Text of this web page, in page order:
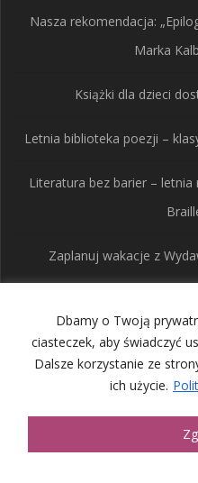
Dbamy o Twoją
ciasteczek, aby świadczyć
Dalsze korzystanie ze
ich użycie.
Nasza rekomendacja:
Marka
Książki dla dzieci
Letnia biblioteka poezji –
Literatura bez barier –
Zaplanuj wakacje z
© 2026 Wydawnictwo